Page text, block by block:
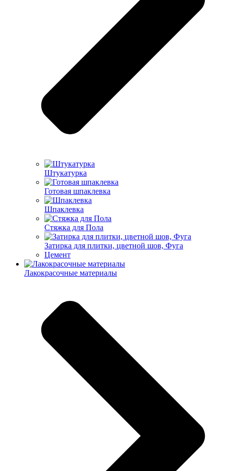
Штукатурка
Готовая шпаклевка
Шпаклевка
Стяжка для Пола
Затирка для плитки, цветной шов, Фуга
Цемент
Лакокрасочные материалы